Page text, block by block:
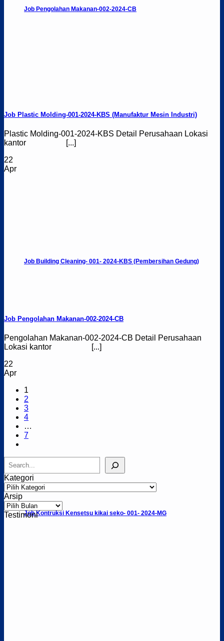
Job Pengolahan Makanan-002-2024-CB
Job Building Cleaning- 001- 2024-KBS (Pembersihan Gedung)
Job Kontruksi Kensetsu kikai seko- 001- 2024-MG
Job Plastic Molding-001-2024-KBS (Manufaktur Mesin Industri)
Plastic Molding-001-2024-KBS Detail Perusahaan Lokasi
kantor [...]
22
Apr
Job Pengolahan Makanan-002-2024-CB
Pengolahan Makanan-002-2024-CB Detail Perusahaan
Lokasi kantor [...]
22
Apr
1
2
3
4
…
7
Cari
Kategori
Kategori
Arsip
Arsip
Testimoni